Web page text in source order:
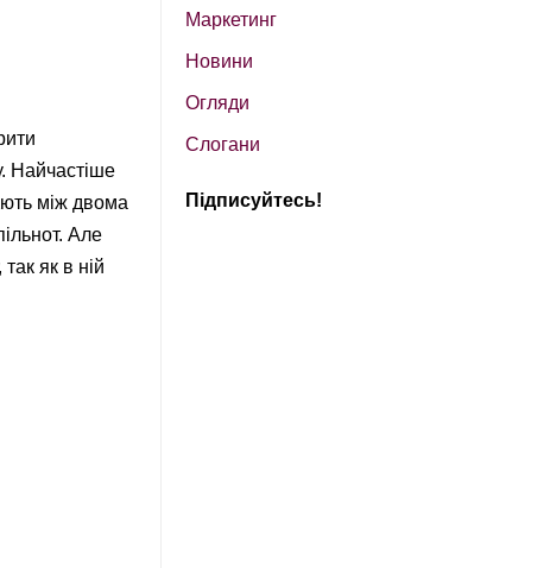
Найчастіше
між двома
Але
як в ній
Маркетинг
Новини
Огляди
Слогани
Підписуйтесь!